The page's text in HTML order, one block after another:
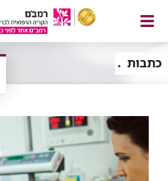
פתח
תפריט
כתבות